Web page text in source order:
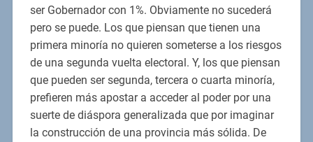
ser Gobernador con 1%. Obviamente no sucederá
pero se puede. Los que piensan que tienen una
primera minoría no quieren someterse a los riesgos
de una segunda vuelta electoral. Y, los que piensan
que pueden ser segunda, tercera o cuarta minoría,
prefieren más apostar a acceder al poder por una
suerte de diáspora generalizada que por imaginar
la construcción de una provincia más sólida. De